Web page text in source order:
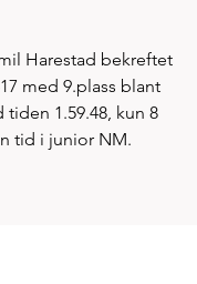
Harestad bekreftet
med 9.plass blant
tiden 1.59.48, kun 8
tid i junior NM.